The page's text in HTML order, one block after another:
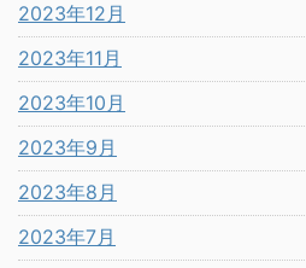
2023年12月
2023年11月
2023年10月
2023年9月
2023年8月
2023年7月